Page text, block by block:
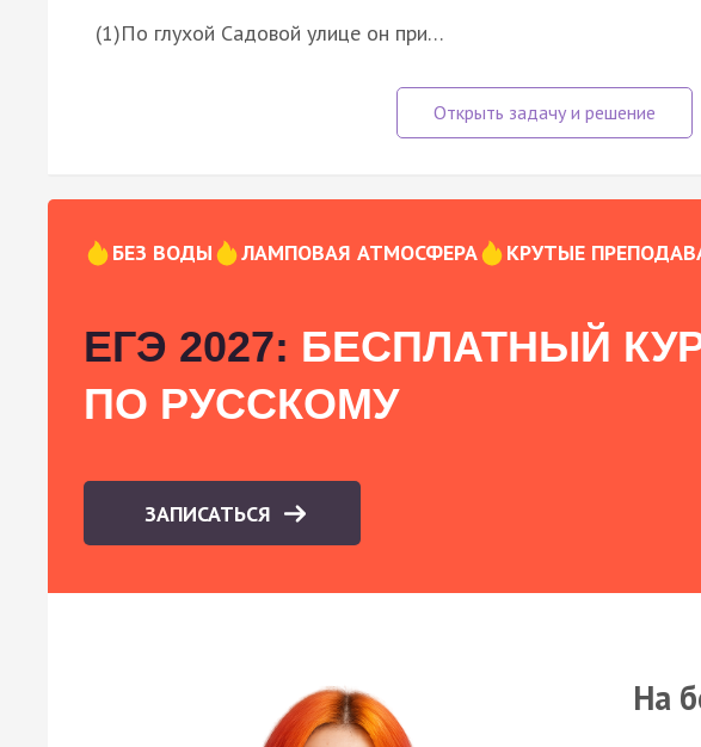
(1)По глухой Садовой улице он при…
БЕЗ ВОДЫ ЛАМПОВАЯ АТМОСФЕРА КРУТЫЕ
ЕГЭ 2027: БЕСПЛАТНЫЙ
ПО РУССКОМУ
ЗАПИСАТЬСЯ
На